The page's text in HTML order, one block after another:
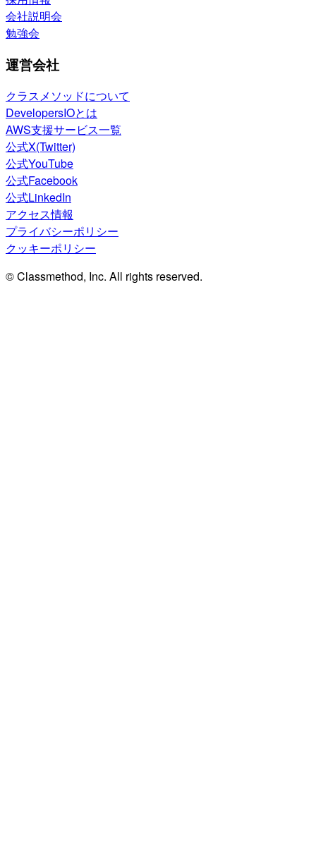
会社説明会
勉強会
運営会社
クラスメソッドについて
DevelopersIOとは
AWS支援サービス一覧
公式X(Twitter)
公式YouTube
公式Facebook
公式LinkedIn
アクセス情報
プライバシーポリシー
クッキーポリシー
© Classmethod, Inc. All rights reserved.